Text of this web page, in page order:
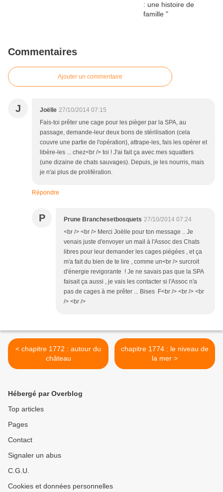
Commentaires
Ajouter un commentaire
J Joëlle 27/10/2014 07:15
Fais-toi prêter une cage pour les pièger par la SPA, au
passage, demande-leur deux bons de stérilisation (cela
couvre une partie de l'opération), attrape-les, fais les opérer et
libère-les ... chez<br /> toi ! J'ai fait ça avec mes squatters
(une dizaine de chats sauvages). Depuis, je les nourris, mais
je n'ai plus de prolifération.
Répondre
P Prune Branchesetbosquets 27/10/2014 07:24
<br /> <br /> Merci Joëlle pour ton message .. Je
venais juste d'envoyer un mail à l'Assoc des Chats
libres pour leur demander les cages piégées , et ça
m'a fait du bien de te lire , comme un<br /> surcroit
d'énergie revigorante ! Je ne savais pas que la SPA
faisait ça aussi , je vais les contacter si l'Assoc n'a
pas de cages à me prêter ... Bises F<br /> <br /> <br
/> <br />
< chapitre 1772 : autour du
château
chapitre 1774 : le niveau de
la mer >
Hébergé par Overblog
Top articles
Pages
Contact
Signaler un abus
C.G.U.
Cookies et données personnelles